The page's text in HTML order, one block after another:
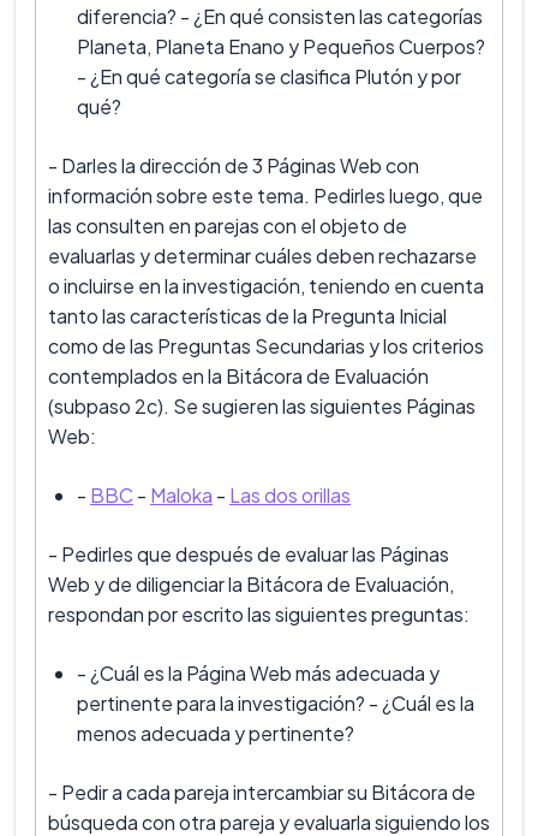
diferencia? - ¿En qué consisten las categorías
Planeta, Planeta Enano y Pequeños Cuerpos?
- ¿En qué categoría se clasifica Plutón y por
qué?
- Darles la dirección de 3 Páginas Web con
información sobre este tema. Pedirles luego, que
las consulten en parejas con el objeto de
evaluarlas y determinar cuáles deben rechazarse
o incluirse en la investigación, teniendo en cuenta
tanto las características de la Pregunta Inicial
como de las Preguntas Secundarias y los criterios
contemplados en la Bitácora de Evaluación
(subpaso 2c). Se sugieren las siguientes Páginas
Web:
- BBC - Maloka - Las dos orillas
- Pedirles que después de evaluar las Páginas
Web y de diligenciar la Bitácora de Evaluación,
respondan por escrito las siguientes preguntas:
- ¿Cuál es la Página Web más adecuada y
pertinente para la investigación? - ¿Cuál es la
menos adecuada y pertinente?
- Pedir a cada pareja intercambiar su Bitácora de
búsqueda con otra pareja y evaluarla siguiendo los